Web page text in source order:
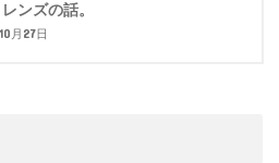
ンズの話。
月27日